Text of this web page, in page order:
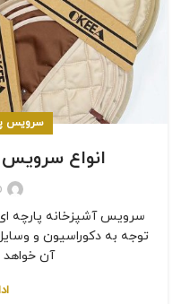
سرویس
انواع سرویس
سرویس آشپزخانه پارچه
توجه به دکوراسیون و
آن خواهد